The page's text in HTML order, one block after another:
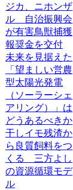
ジカ、ニホンザ
ル 自治振興会
が有害鳥獣捕獲
報奨金を交付
未来を見据えた
「望ましい営農
型太陽光発電
（ソーラーシェ
アリング）」は
どうあるべきか
干しイモ残渣か
ら良質飼料をつ
くる 三方よし
の資源循環モデ
ル